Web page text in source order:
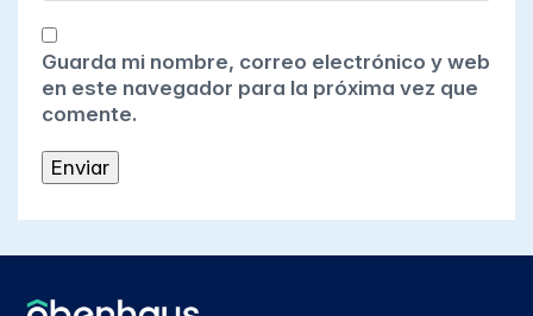
Guarda mi nombre, correo electrónico y web
en este navegador para la próxima vez que
comente.